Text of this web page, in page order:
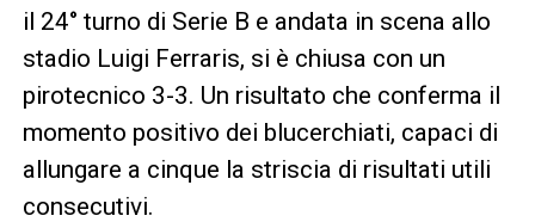
il 24° turno di Serie B e andata in scena allo
stadio Luigi Ferraris, si è chiusa con un
pirotecnico 3-3. Un risultato che conferma il
momento positivo dei blucerchiati, capaci di
allungare a cinque la striscia di risultati utili
consecutivi.